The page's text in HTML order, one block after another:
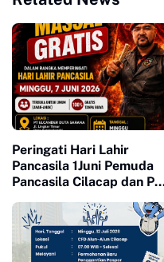
Peringati Hari Lahir
Pancasila 1Juni Pemuda
Pancasila Cilacap dan PT
Massal 100 Anak